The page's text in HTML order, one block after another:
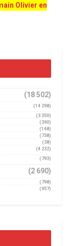
Olivier en
(18 502)
(14 298)
(3 350)
(390)
(148)
(738)
(38)
(4 232)
(793)
(2 690)
(798)
(957)